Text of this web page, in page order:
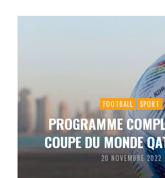
FOOTBALL SPORT
PROGRAMME
COUPE DU MONDE
20 NOVEMBRE 2022